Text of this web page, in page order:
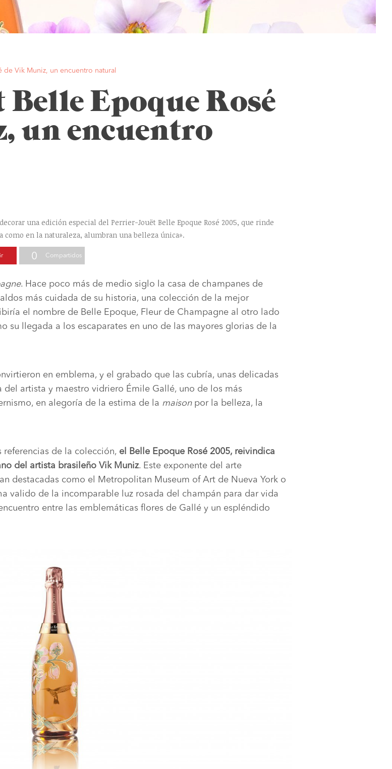
de Vik Muniz, un encuentro natural
Epoque Rosé
un encuentro
una edición especial del Perrier-Jouët Belle Epoque Rosé 2005, que rinde
en la naturaleza, alumbran una belleza única».
0 Compartidos
. Hace poco más de medio siglo la casa de champanes de
más cuidada de su historia, una colección de la mejor
el nombre de Belle Epoque, Fleur de Champagne al otro lado
su llegada a los escaparates en uno de las mayores glorias de la
en emblema, y el grabado que las cubría, unas delicadas
artista y maestro vidriero Émile Gallé, uno de los más
en alegoría de la estima de la maisonpor la belleza, la
referencias de la colección, el Belle Epoque Rosé 2005, reivindica
del artista brasileño Vik Muniz. Este exponente del arte
destacadas como el Metropolitan Museum of Art de Nueva York o
valido de la incomparable luz rosada del champán para dar vida
entre las emblemáticas flores de Gallé y un espléndido